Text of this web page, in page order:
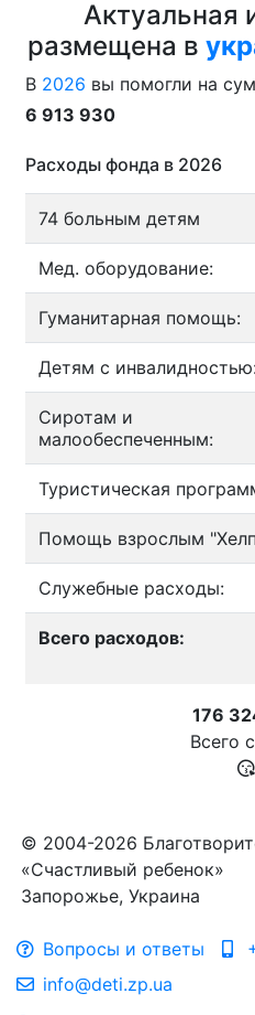
Актуальная
размещена в
В 2026 вы помогли на
6 913 930
Расходы фонда в 2026
74 больным детям
Мед. оборудование:
Гуманитарная помощь:
Детям с
Сиротам и
малообеспеченным:
Туристическая
Помощь взрослым
Служебные расходы:
Всего расходов:
176
Всего с
© 2004-2026
«Счастливый ребенок»
Запорожье, Украина
Вопросы и ответы
info@deti.zp.ua